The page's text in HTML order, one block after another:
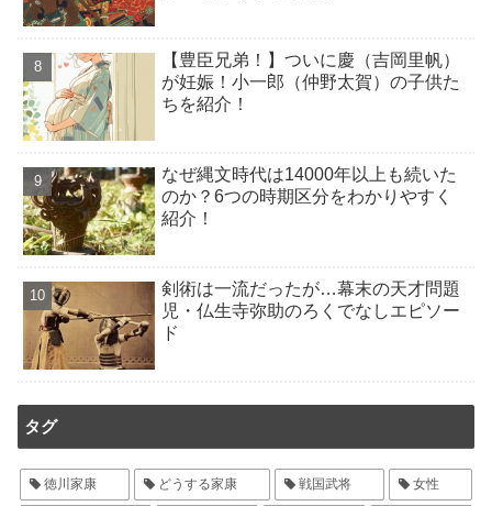
【豊臣兄弟！】ついに慶（吉岡里帆）
が妊娠！小一郎（仲野太賀）の子供た
ちを紹介！
なぜ縄文時代は14000年以上も続いた
のか？6つの時期区分をわかりやすく
紹介！
剣術は一流だったが…幕末の天才問題
児・仏生寺弥助のろくでなしエピソー
ド
タグ
徳川家康 どうする家康 戦国武将 女性